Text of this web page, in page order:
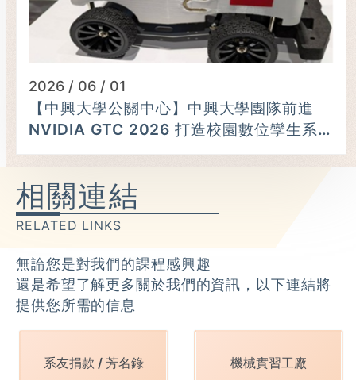
2026 / 06 / 01
【中興大學公關中心】中興大學團隊前進
NVIDIA GTC 2026 打造校園數位孿生系
統 黃仁勳親簽巡檢車肯定研發成果
相關連結
RELATED LINKS
無論您是對我們的課程感興趣
還是希望了解更多關於我們的資訊，以下連結將
提供您所需的信息
系友捐款 / 芳名錄 機械實習工廠